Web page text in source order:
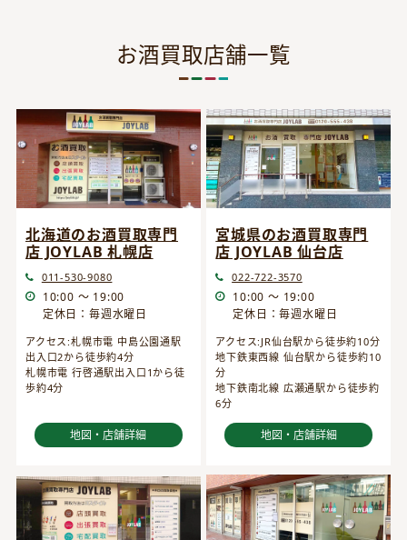
お酒買取店舗一覧
北海道のお酒買取専門
店 JOYLAB 札幌店
011-530-9080
10:00 ～ 19:00
定休日：毎週水曜日
アクセス:札幌市電 中島公園通駅
出入口2から徒歩約4分
札幌市電 行啓通駅出入口1から徒
歩約4分
地図・店舗詳細
宮城県のお酒買取専門
店 JOYLAB 仙台店
022-722-3570
10:00 ～ 19:00
定休日：毎週水曜日
アクセス:JR仙台駅から徒歩約10分
地下鉄東西線 仙台駅から徒歩約10
分
地下鉄南北線 広瀬通駅から徒歩約
6分
地図・店舗詳細